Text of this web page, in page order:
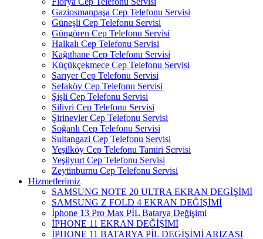
Gaziosmanpaşa Cep Telefonu Servisi
Güneşli Cep Telefonu Servisi
Güngören Cep Telefonu Servisi
Halkalı Cep Telefonu Servisi
Kağıthane Cep Telefonu Servisi
Küçükçekmece Cep Telefonu Servisi
Sarıyer Cep Telefonu Servisi
Sefaköy Cep Telefonu Servisi
Şişli Cep Telefonu Servisi
Silivri Cep Telefonu Servisi
Şirinevler Cep Telefonu Servisi
Soğanlı Cep Telefonu Servisi
Sultangazi Cep Telefonu Servisi
Yeşilköy Cep Telefonu Tamiri Servisi
Yeşilyurt Cep Telefonu Servisi
Zeytinburnu Cep Telefonu Servisi
Hizmetlerimiz
SAMSUNG NOTE 20 ULTRA EKRAN DEGİŞİMİ
SAMSUNG Z FOLD 4 EKRAN DEĞİŞİMİ
İphone 13 Pro Max PİL Batarya Değişimi
İPHONE 11 EKRAN DEĞİŞİMİ
İPHONE 11 BATARYA PİL DEGİŞİMİ ARIZASI